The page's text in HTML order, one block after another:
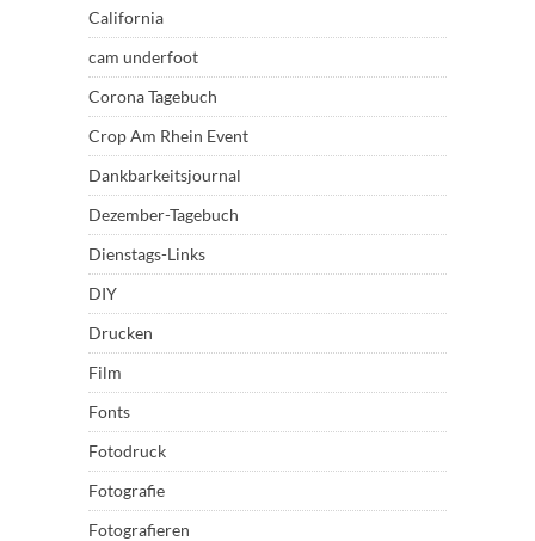
California
cam underfoot
Corona Tagebuch
Crop Am Rhein Event
Dankbarkeitsjournal
Dezember-Tagebuch
Dienstags-Links
DIY
Drucken
Film
Fonts
Fotodruck
Fotografie
Fotografieren